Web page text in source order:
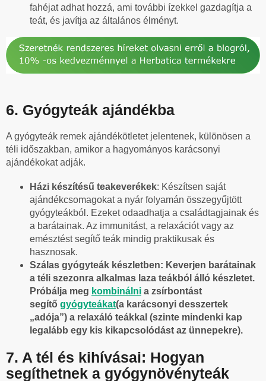
fahéjat adhat hozzá, ami további ízekkel gazdagítja a
teát, és javítja az általános élményt.
6. Gyógyteák ajándékba
A gyógyteák remek ajándékötletet jelentenek, különösen a
téli időszakban, amikor a hagyományos karácsonyi
ajándékokat adják.
Házi készítésű teakeverékek: Készítsen saját
ajándékcsomagokat a nyár folyamán összegyűjtött
gyógyteákból. Ezeket odaadhatja a családtagjainak és
a barátainak. Az immunitást, a relaxációt vagy az
emésztést segítő teák mindig praktikusak és
hasznosak.
Szálas gyógyteák készletben: Keverjen barátainak
a téli szezonra alkalmas laza teákból álló készletet.
Próbálja meg kombinálni a zsírbontást
segítő gyógyteákat(a karácsonyi desszertek
„adója”) a relaxáló teákkal (szinte mindenki kap
legalább egy kis kikapcsolódást az ünnepekre).
7. A tél és kihívásai: Hogyan
segíthetnek a gyógynövényteák